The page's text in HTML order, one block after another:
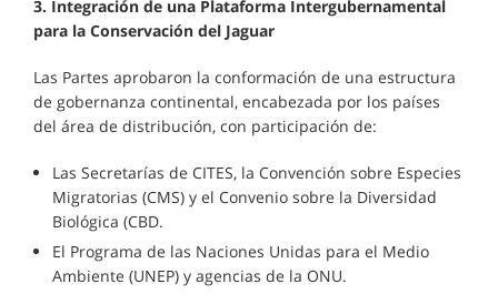
3. Integración de una Plataforma Intergubernamental
para la Conservación del Jaguar
Las Partes aprobaron la conformación de una estructura
de gobernanza continental, encabezada por los países
del área de distribución, con participación de:
Las Secretarías de CITES, la Convención sobre Especies
Migratorias (CMS) y el Convenio sobre la Diversidad
Biológica (CBD.
El Programa de las Naciones Unidas para el Medio
Ambiente (UNEP) y agencias de la ONU.